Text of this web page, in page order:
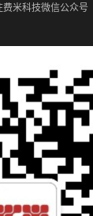
米科技微信公众号